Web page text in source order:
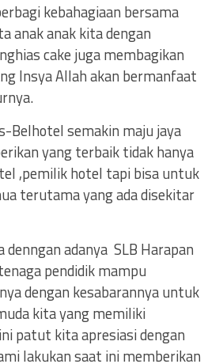
kebahagiaan bersama
anak anak kita dengan
cake juga membagikan
Insya Allah akan bermanfaat
Belhotel semakin maju jaya
yang terbaik tidak hanya
,pemilik hotel tapi bisa untuk
terutama yang ada disekitar
denngan adanya SLB Harapan
pendidik mampu
dengan kesabarannya untuk
kita yang memiliki
patut kita apresiasi dengan
lakukan saat ini memberikan